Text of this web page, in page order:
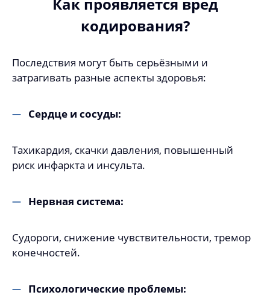
кодирования?
Последствия могут быть серьёзными и
затрагивать разные аспекты здоровья:
Сердце и сосуды:
Тахикардия, скачки давления, повышенный
риск инфаркта и инсульта.
Нервная система:
Судороги, снижение чувствительности, тремор
конечностей.
Психологические проблемы: